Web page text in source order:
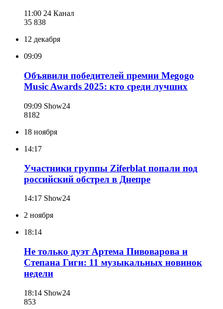
11:00 24 Канал
35 838
12 декабря
09:09
Объявили победителей премии Megogo
Music Awards 2025: кто среди лучших
09:09 Show24
8182
18 ноября
14:17
Участники группы Ziferblat попали под
российский обстрел в Днепре
14:17 Show24
2 ноября
18:14
Не только дуэт Артема Пивоварова и
Степана Гиги: 11 музыкальных новинок
недели
18:14 Show24
853